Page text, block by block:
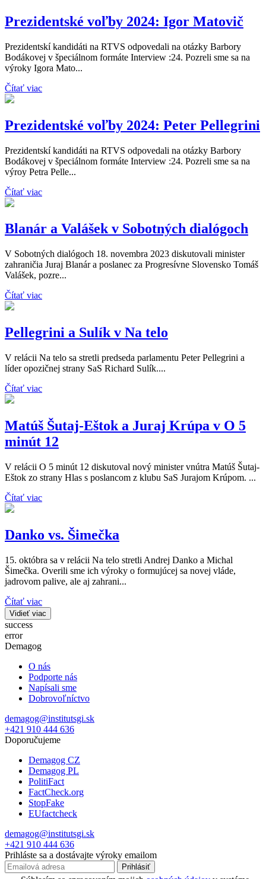
Prezidentské voľby 2024: Igor Matovič
Prezidentskí kandidáti na RTVS odpovedali na otázky Barbory
Bodákovej v špeciálnom formáte Interview :24. Pozreli sme sa na
výroky Igora Mato...
Čítať viac
Prezidentské voľby 2024: Peter Pellegrini
Prezidentskí kandidáti na RTVS odpovedali na otázky Barbory
Bodákovej v špeciálnom formáte Interview :24. Pozreli sme sa na
výroy Petra Pelle...
Čítať viac
Blanár a Valášek v Sobotných dialógoch
V Sobotných dialógoch 18. novembra 2023 diskutovali minister
zahraničia Juraj Blanár a poslanec za Progresívne Slovensko Tomáš
Valášek, pozre...
Čítať viac
Pellegrini a Sulík v Na telo
V relácii Na telo sa stretli predseda parlamentu Peter Pellegrini a
líder opozičnej strany SaS Richard Sulík....
Čítať viac
Matúš Šutaj-Eštok a Juraj Krúpa v O 5
minút 12
V relácii O 5 minút 12 diskutoval nový minister vnútra Matúš Šutaj-
Eštok zo strany Hlas s poslancom z klubu SaS Jurajom Krúpom. ...
Čítať viac
Danko vs. Šimečka
15. októbra sa v relácii Na telo stretli Andrej Danko a Michal
Šimečka. Overili sme ich výroky o formujúcej sa novej vláde,
jadrovom palive, ale aj zahrani...
Čítať viac
Vidieť viac
success
error
Demagog
O nás
Podporte nás
Napísali sme
Dobrovoľníctvo
demagog@institutsgi.sk
+421 910 444 636
Doporučujeme
Demagog CZ
Demagog PL
PolitiFact
FactCheck.org
StopFake
EUfactcheck
demagog@institutsgi.sk
+421 910 444 636
Prihláste sa a dostávajte výroky emailom
Prihlásiť